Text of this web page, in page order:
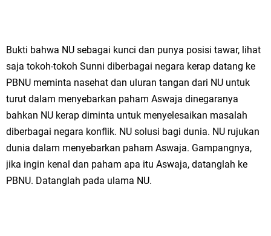
Bukti bahwa NU sebagai kunci dan punya posisi tawar, lihat
saja tokoh-tokoh Sunni diberbagai negara kerap datang ke
PBNU meminta nasehat dan uluran tangan dari NU untuk
turut dalam menyebarkan paham Aswaja dinegaranya
bahkan NU kerap diminta untuk menyelesaikan masalah
diberbagai negara konflik. NU solusi bagi dunia. NU rujukan
dunia dalam menyebarkan paham Aswaja. Gampangnya,
jika ingin kenal dan paham apa itu Aswaja, datanglah ke
PBNU. Datanglah pada ulama NU.